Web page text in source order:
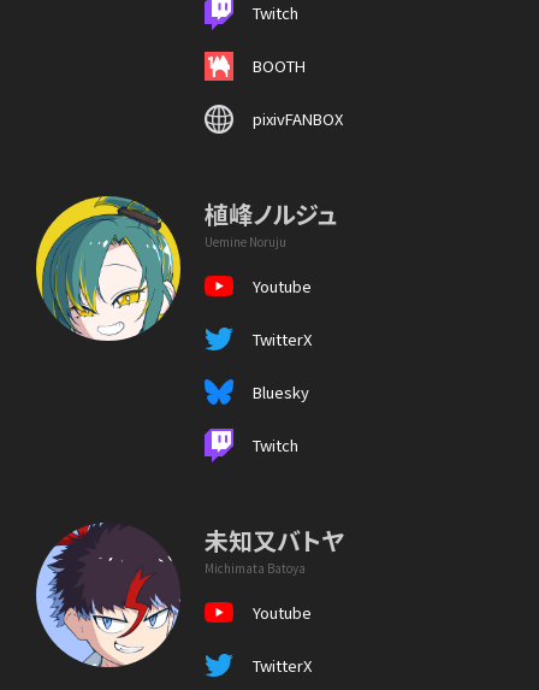
Twitch
BOOTH
pixivFANBOX
植峰ノルジュ
Uemine Noruju
Youtube
TwitterX
Bluesky
Twitch
未知又バトヤ
Michimata Batoya
Youtube
TwitterX